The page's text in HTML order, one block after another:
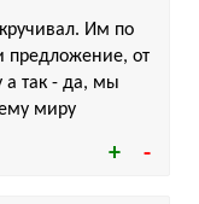
Им по
предложение, от
а так - да, мы
миру